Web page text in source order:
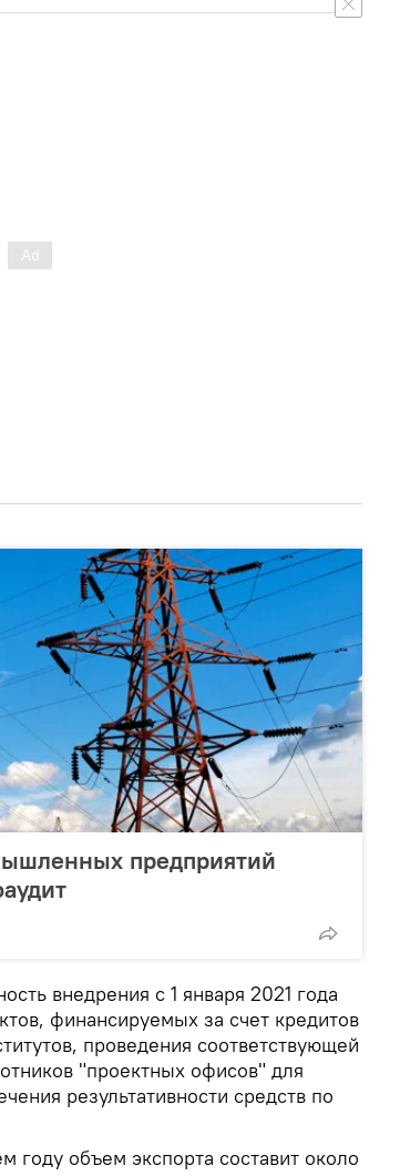
предприятий
внедрения с 1 января 2021 года
финансируемых за счет кредитов
проведения соответствующей
"проектных офисов" для
результативности средств по
году объем экспорта составит около